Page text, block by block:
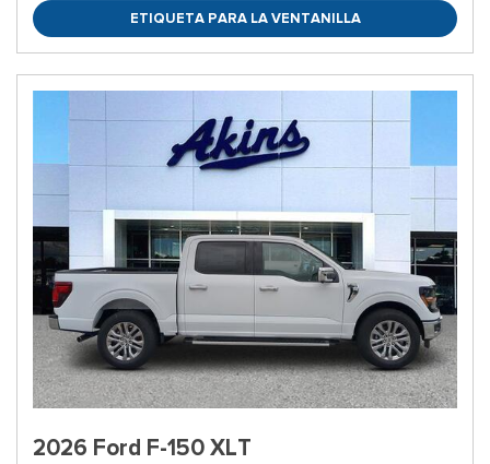
ETIQUETA PARA LA VENTANILLA
2026 Ford F-150 XLT